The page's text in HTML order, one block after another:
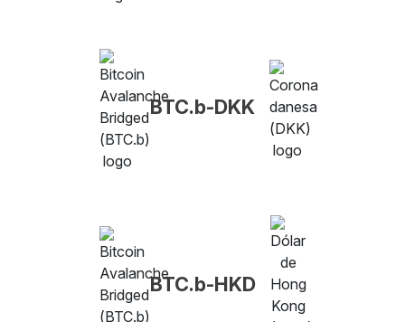
BTC.b-DKK
BTC.b-HKD